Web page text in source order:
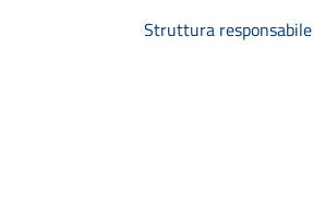
Struttura responsabile